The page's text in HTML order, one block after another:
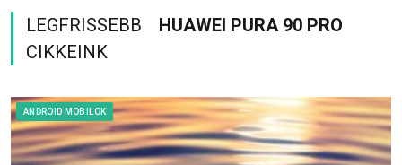
LEGFRISSEBB
HUAWEI PURA 90 PRO
CIKKEINK
ANDROID MOBILOK